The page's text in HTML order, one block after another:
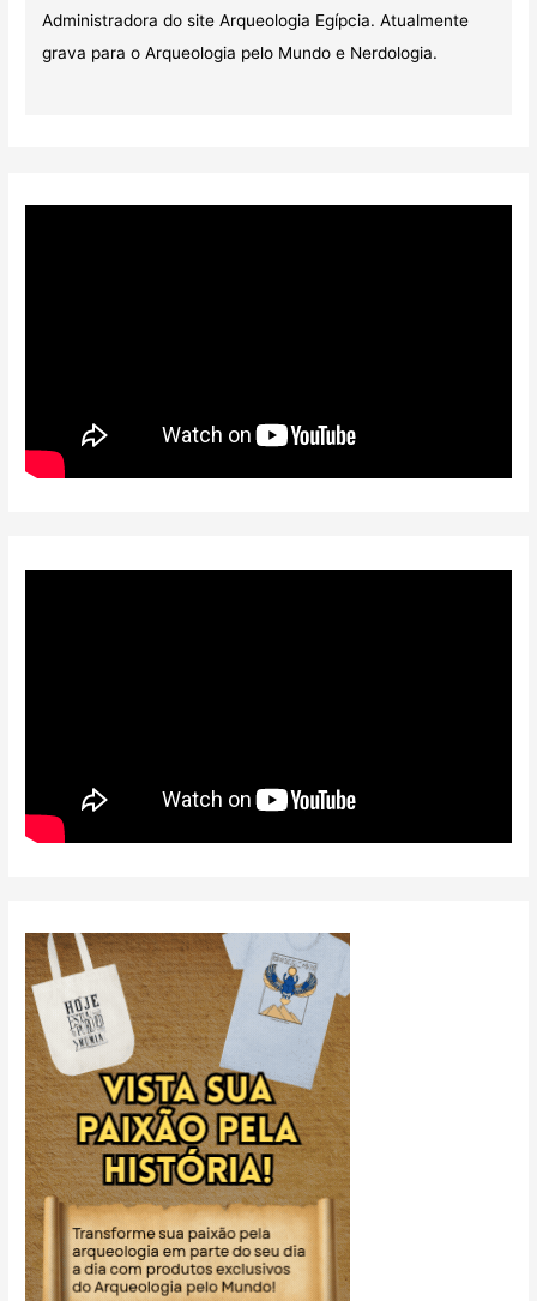
Administradora do site Arqueologia Egípcia. Atualmente
grava para o Arqueologia pelo Mundo e Nerdologia.